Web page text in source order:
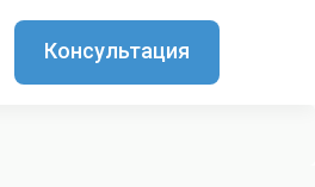
Консультация